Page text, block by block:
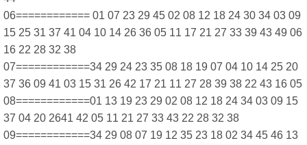
06============ 01 07 23 29 45 02 08 12 18 24 30 34 03 09
15 25 31 37 41 04 10 14 26 36 05 11 17 21 27 33 39 43 49 06
16 22 28 32 38
07============34 29 24 23 35 08 18 19 07 04 10 14 25 20
37 36 09 41 03 15 31 26 42 17 21 11 27 28 39 38 22 43 16 05
08============01 13 19 23 29 02 08 12 18 24 34 03 09 15
37 04 20 2641 42 05 11 21 27 33 43 22 28 32 38
09============34 29 08 07 19 12 35 23 18 02 34 45 46 13